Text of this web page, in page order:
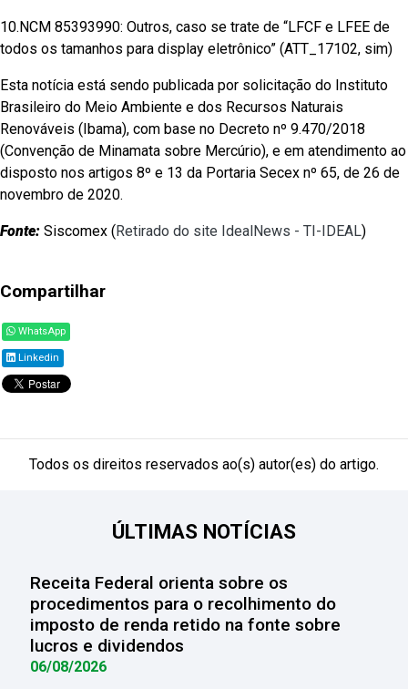
10.NCM 85393990: Outros, caso se trate de “LFCF e LFEE de
todos os tamanhos para display eletrônico” (ATT_17102, sim)
Esta notícia está sendo publicada por solicitação do Instituto
Brasileiro do Meio Ambiente e dos Recursos Naturais
Renováveis (Ibama), com base no Decreto nº 9.470/2018
(Convenção de Minamata sobre Mercúrio), e em atendimento ao
disposto nos artigos 8º e 13 da Portaria Secex nº 65, de 26 de
novembro de 2020.
Fonte: Siscomex (Retirado do site IdealNews - TI-IDEAL)
Compartilhar
WhatsApp
Linkedin
Todos os direitos reservados ao(s) autor(es) do artigo.
ÚLTIMAS NOTÍCIAS
Receita Federal orienta sobre os
procedimentos para o recolhimento do
imposto de renda retido na fonte sobre
lucros e dividendos
06/08/2026